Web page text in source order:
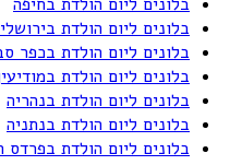
בלונים ליום הולדת
בלונים ליום הולדת בכפר
בלונים ליום הולדת
בלונים ליום הולדת בנהריה
בלונים ליום הולדת בנתניה
בלונים ליום הולדת בפרדס